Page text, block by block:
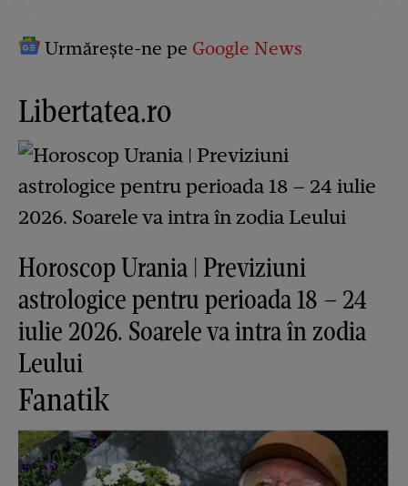
Urmărește-ne pe Google News
Libertatea.ro
Horoscop Urania | Previziuni
astrologice pentru perioada 18 – 24
iulie 2026. Soarele va intra în zodia
Leului
Fanatik